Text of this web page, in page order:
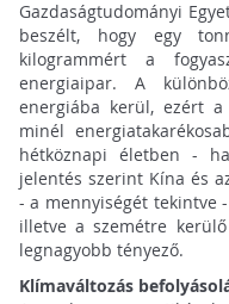
Gazdaságtudományi
beszélt, hogy egy
kilogrammért a
energiaipar. A
energiába kerül, ezért a
minél
hétköznapi életben -
jelentés szerint Kína és
- a mennyiségét tekintve
illetve a szemétre
legnagyobb tényező.
Klímaváltozás